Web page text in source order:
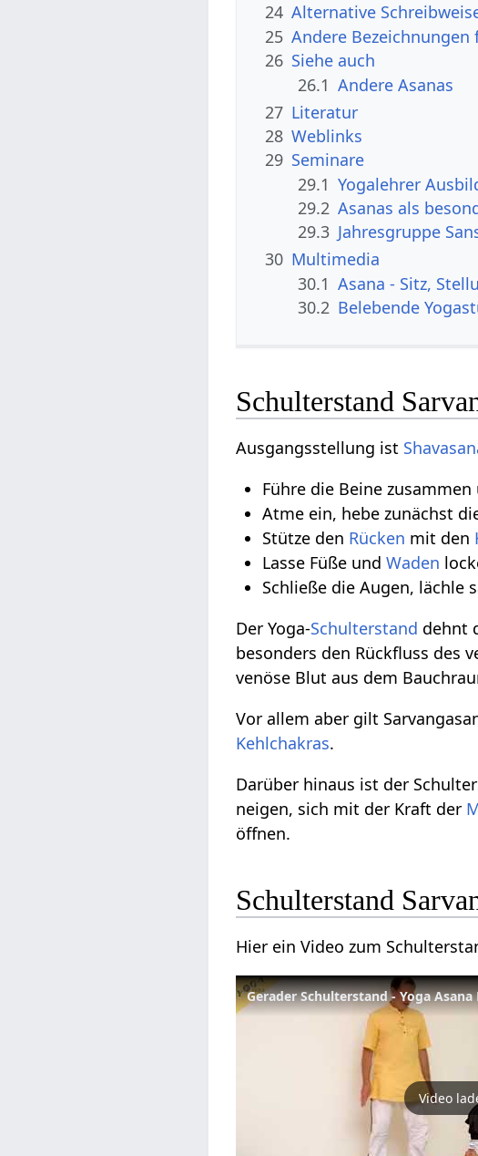
24 Alternative
25 Andere
26 Siehe auch
26.1 Andere Asanas
27 Literatur
28 Weblinks
29 Seminare
29.1 Yogalehrer
29.2 Asanas als
29.3 Jahresgruppe
30 Multimedia
30.1 Asana - Sitz,
30.2 Belebende
Schulterstand
Ausgangsstellung ist
Führe die Beine
Atme ein, hebe zunächst
Stütze den Rücken mit den
Lasse Füße undWaden
Schließe die Augen, lächle
Der Yoga-Schulterstand dehnt
besonders den Rückfluss des
venöse Blut aus dem
Vor allem aber gilt
Kehlchakras.
Darüber hinaus ist der
neigen, sich mit der Kraft der
öffnen.
Schulterstand
Hier ein Video zum
Gerader Schulterstand - Yoga
Video